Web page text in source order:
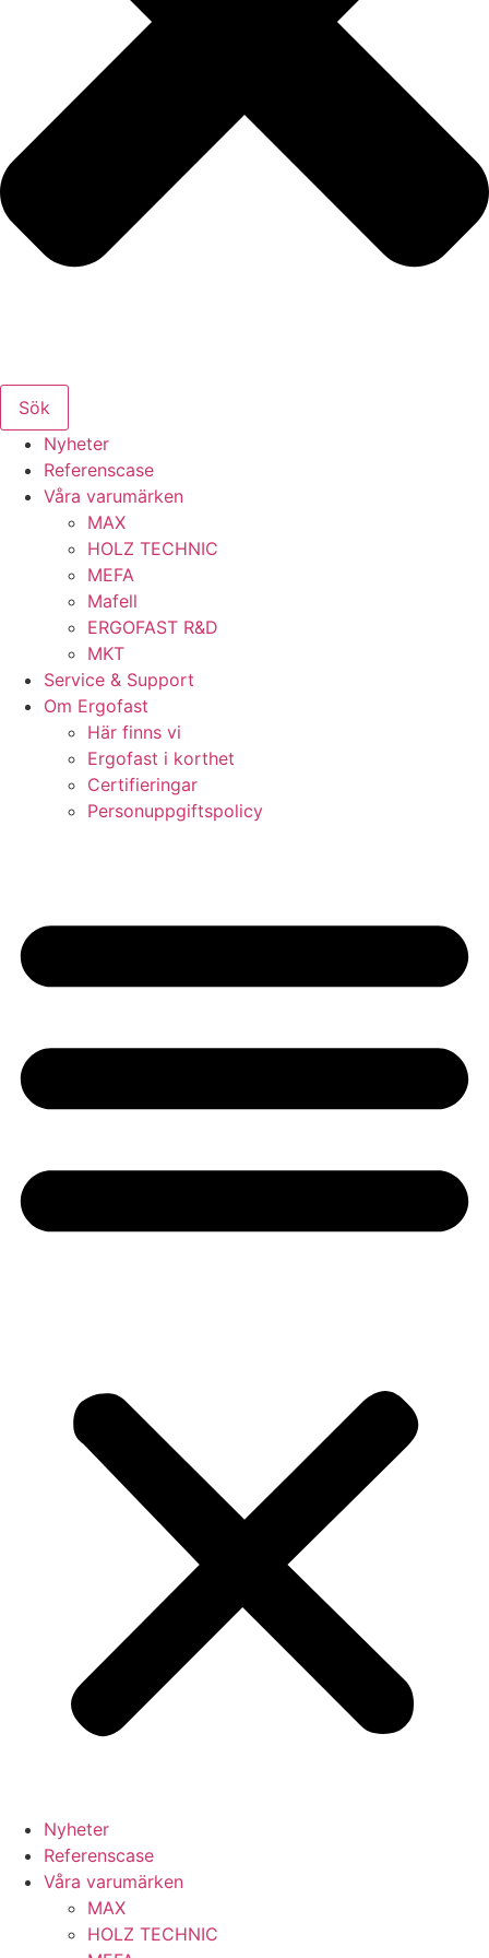
Sök
Nyheter
Referenscase
Våra varumärken
MAX
HOLZ TECHNIC
MEFA
Mafell
ERGOFAST R&D
MKT
Service & Support
Om Ergofast
Här finns vi
Ergofast i korthet
Certifieringar
Personuppgiftspolicy
Nyheter
Referenscase
Våra varumärken
MAX
HOLZ TECHNIC